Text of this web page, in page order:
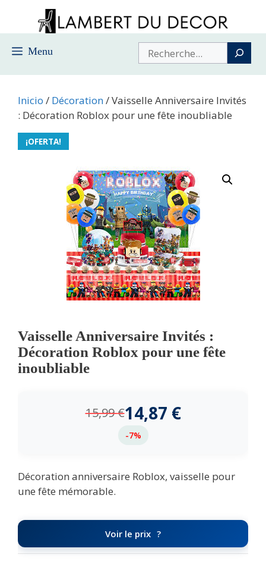
contenido
Menu Buscar
Inicio / Décoration/ Vaisselle Anniversaire Invités
: Décoration Roblox pour une fête inoubliable
¡OFERTA!
Vaisselle Anniversaire Invités :
Décoration Roblox pour une fête
inoubliable
15,99€14,87 €
-7%
Décoration anniversaire Roblox, vaisselle pour
une fête mémorable.
Voir le prix